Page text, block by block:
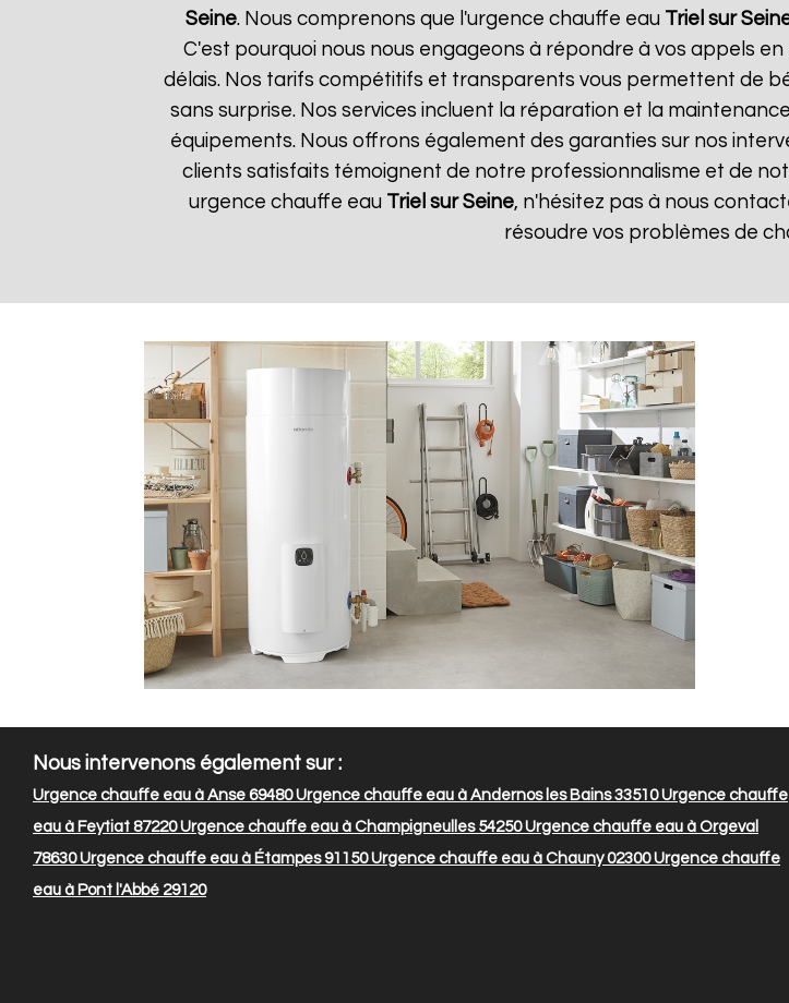
Seine. Nous comprenons que l'urgence chauffe eau Triel sur
C'est pourquoi nous nous engageons à répondre à vos appels
délais. Nos tarifs compétitifs et transparents vous permettent de
sans surprise. Nos services incluent la réparation et la
équipements. Nous offrons également des garanties sur nos
clients satisfaits témoignent de notre professionnalisme et de
urgence chauffe eau Triel sur Seine, n'hésitez pas à nous
résoudre vos problèmes de
Nous intervenons également sur :
Urgence chauffe eau à Anse 69480Urgence chauffe eau à Andernos les Bains 33510Urgence chauffe
eau à Feytiat 87220Urgence chauffe eau à Champigneulles 54250Urgence chauffe eau à Orgeval
78630Urgence chauffe eau à Étampes 91150Urgence chauffe eau à Chauny 02300Urgence chauffe
eau à Pont l'Abbé 29120